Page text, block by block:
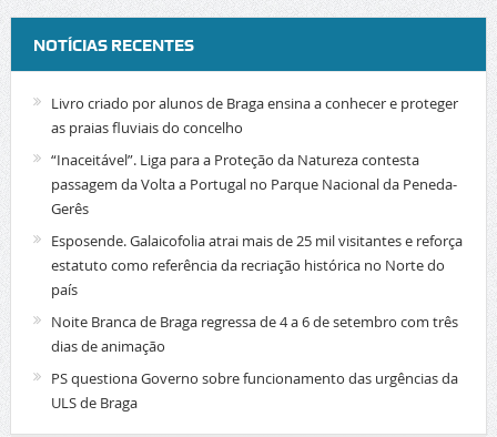
NOTÍCIAS RECENTES
Livro criado por alunos de Braga ensina a conhecer e proteger
as praias fluviais do concelho
“Inaceitável”. Liga para a Proteção da Natureza contesta
passagem da Volta a Portugal no Parque Nacional da Peneda-
Gerês
Esposende. Galaicofolia atrai mais de 25 mil visitantes e reforça
estatuto como referência da recriação histórica no Norte do
país
Noite Branca de Braga regressa de 4 a 6 de setembro com três
dias de animação
PS questiona Governo sobre funcionamento das urgências da
ULS de Braga